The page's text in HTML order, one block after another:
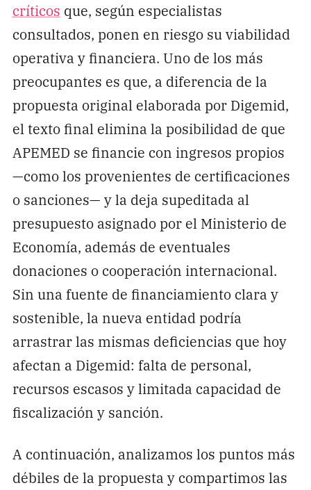
críticos que, según especialistas
consultados, ponen en riesgo su viabilidad
operativa y financiera. Uno de los más
preocupantes es que, a diferencia de la
propuesta original elaborada por Digemid,
el texto final elimina la posibilidad de que
APEMED se financie con ingresos propios
—como los provenientes de certificaciones
o sanciones— y la deja supeditada al
presupuesto asignado por el Ministerio de
Economía, además de eventuales
donaciones o cooperación internacional.
Sin una fuente de financiamiento clara y
sostenible, la nueva entidad podría
arrastrar las mismas deficiencias que hoy
afectan a Digemid: falta de personal,
recursos escasos y limitada capacidad de
fiscalización y sanción.
A continuación, analizamos los puntos más
débiles de la propuesta y compartimos las